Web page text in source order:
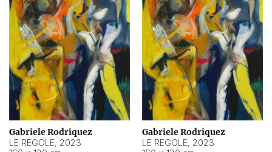
Gabriele Rodriquez
LE REGOLE, 2023
Gabriele Rodriquez
LE REGOLE, 2023